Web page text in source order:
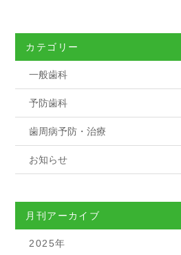
カテゴリー
一般歯科
予防歯科
歯周病予防・治療
お知らせ
月刊アーカイブ
2025年